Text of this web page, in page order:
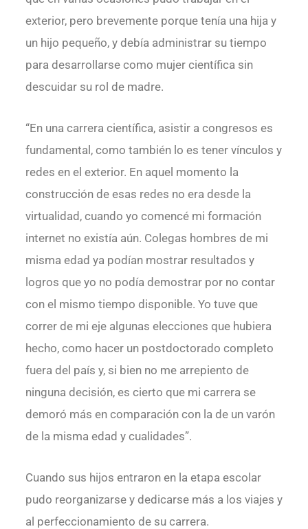
exterior, pero brevemente porque tenía una hija y
un hijo pequeño, y debía administrar su tiempo
para desarrollarse como mujer científica sin
descuidar su rol de madre.
“En una carrera científica, asistir a congresos es
fundamental, como también lo es tener vínculos y
redes en el exterior. En aquel momento la
construcción de esas redes no era desde la
virtualidad, cuando yo comencé mi formación
internet no existía aún. Colegas hombres de mi
misma edad ya podían mostrar resultados y
logros que yo no podía demostrar por no contar
con el mismo tiempo disponible. Yo tuve que
correr de mi eje algunas elecciones que hubiera
hecho, como hacer un postdoctorado completo
fuera del país y, si bien no me arrepiento de
ninguna decisión, es cierto que mi carrera se
demoró más en comparación con la de un varón
de la misma edad y cualidades”.
Cuando sus hijos entraron en la etapa escolar
pudo reorganizarse y dedicarse más a los viajes y
al perfeccionamiento de su carrera.